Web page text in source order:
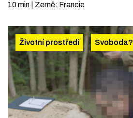
10min Země: Francie
Životní prostředí Svoboda?